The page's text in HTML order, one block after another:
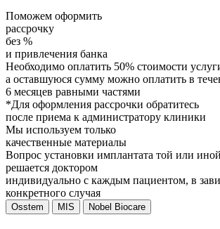
Поможем оформить
рассрочку
без %
и привлечения банка
Необходимо оплатить 50% стоимости
а оставшуюся сумму можно оплатить в
6 месяцев равными частями
*Для оформления рассрочки обратитесь
после приема к администратору клиники
Мы используем только
качественные материалы
Вопрос установки имплантата той или
решается доктором
индивидуально с каждым пациентом, в
конкретного случая
Osstem MIS Nobel Biocare